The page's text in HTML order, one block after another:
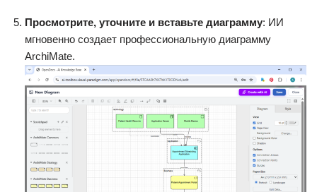
Просмотрите, уточните и вставьте диаграмму: ИИ
мгновенно создает профессиональную диаграмму
ArchiMate.